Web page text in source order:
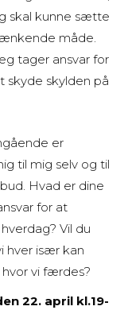
skal kunne sætte
måde.
tager ansvar for
skyde skylden på
er
til mig selv og til
Hvad er dine
for at
Vil du
hver især kan
vi færdes?
22. april kl.19-